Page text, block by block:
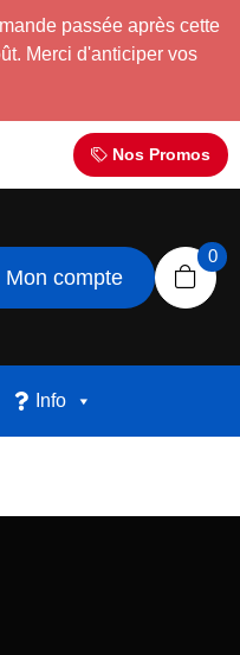
passée après cette
Merci d'anticiper vos
Nos Promos
Mon compte
0
Info